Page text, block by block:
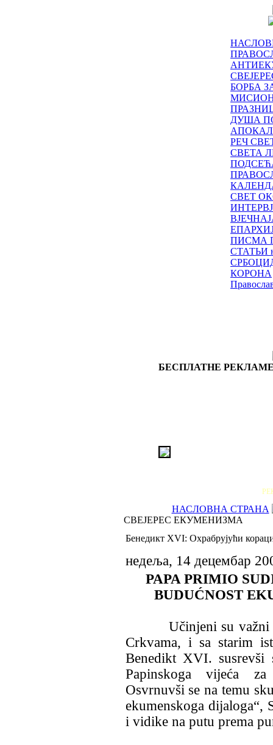
БОРБА
ДУША
РЕЧ
СВЕТА
СВЕТ
ПИСМА
СТАТЬИ
КОРОНА
БЕСПЛАТНЕ
НАСЛОВНА СТРАНА
СВЕЈЕРЕС ЕКУМЕНИЗМА
Бенедикт XVI: Охрабрујући
недеља, 14 децембар
PAPA PRIMIO
BUDUĆNOST
Učinjeni su važni
Crkvama, i sa starim
Benedikt XVI. susrevši
Papinskoga vijeća
Osvrnuvši se na temu
ekumenskoga dijaloga“,
i vidike na putu prema